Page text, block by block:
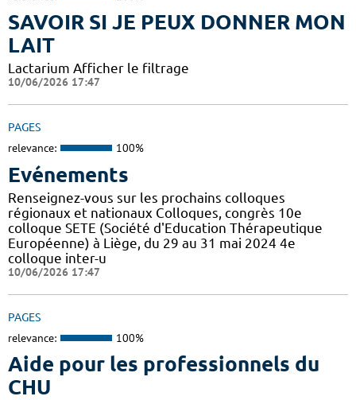
SAVOIR SI JE PEUX DONNER MON
LAIT
Lactarium Afficher le filtrage
10/06/2026 17:47
PAGES
relevance: 100%
Evénements
Renseignez-vous sur les prochains colloques
régionaux et nationaux Colloques, congrès 10e
colloque SETE (Société d'Education Thérapeutique
Européenne) à Liège, du 29 au 31 mai 2024 4e
colloque inter-u
10/06/2026 17:47
PAGES
relevance: 100%
Aide pour les professionnels du
CHU